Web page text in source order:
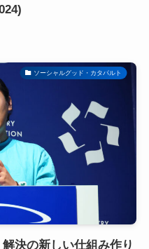
ソーシャルグッド・カタパルト
決の新しい仕組み作り